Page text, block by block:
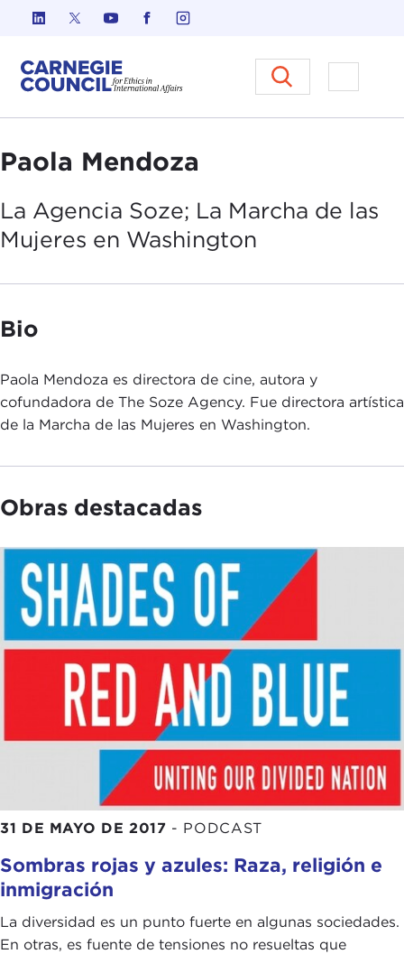
Ir al contenido
Carnegie Council sobre Ética
Abrir el
Paola Mendoza
La Agencia Soze; La Marcha de las
Mujeres en Washington
Bio
Paola Mendoza es directora de cine, autora y
cofundadora de The Soze Agency. Fue directora artística
de la Marcha de las Mujeres en Washington.
Obras destacadas
31 DE MAYO DE 2017 - PODCAST
Sombras rojas y azules: Raza, religión e
inmigración
La diversidad es un punto fuerte en algunas sociedades.
En otras, es fuente de tensiones no resueltas que